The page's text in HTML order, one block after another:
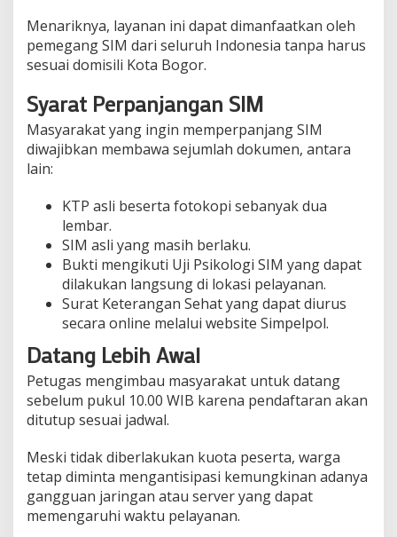
Menariknya, layanan ini dapat dimanfaatkan oleh
pemegang SIM dari seluruh Indonesia tanpa harus
sesuai domisili Kota Bogor.
Syarat Perpanjangan SIM
Masyarakat yang ingin memperpanjang SIM
diwajibkan membawa sejumlah dokumen, antara
lain:
KTP asli beserta fotokopi sebanyak dua
lembar.
SIM asli yang masih berlaku.
Bukti mengikuti Uji Psikologi SIM yang dapat
dilakukan langsung di lokasi pelayanan.
Surat Keterangan Sehat yang dapat diurus
secara online melalui website Simpelpol.
Datang Lebih Awal
Petugas mengimbau masyarakat untuk datang
sebelum pukul 10.00 WIB karena pendaftaran akan
ditutup sesuai jadwal.
Meski tidak diberlakukan kuota peserta, warga
tetap diminta mengantisipasi kemungkinan adanya
gangguan jaringan atau server yang dapat
memengaruhi waktu pelayanan.